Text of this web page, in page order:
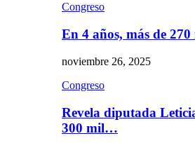
Congreso
En 4 años, más de
noviembre 26, 2025
Congreso
Revela diputada
300 mil…